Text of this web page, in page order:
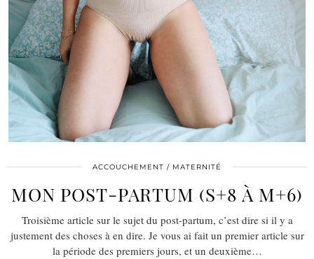
ACCOUCHEMENT / MATERNITÉ
MON POST-PARTUM (S+8 À M+6)
Troisième article sur le sujet du post-partum, c’est dire si il y a
justement des choses à en dire. Je vous ai fait un premier article sur
la période des premiers jours, et un deuxième…